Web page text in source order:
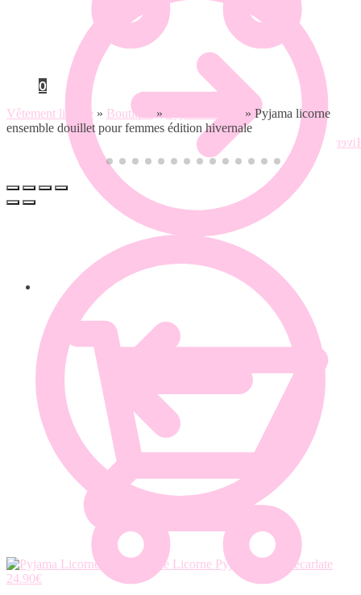
€
0
Vêtement licorne » Boutique » » Pyjama licorne
ensemble douillet pour femmes édition hivernale
Pyjama licorne écarlate
24.90€